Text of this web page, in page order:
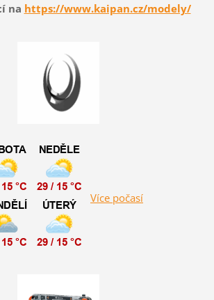
na https://www.kaipan.cz/modely/
Více počasí